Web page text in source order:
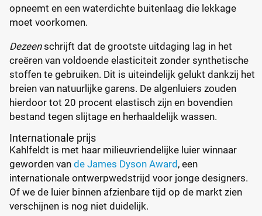
opneemt en een waterdichte buitenlaag die lekkage
moet voorkomen.
Dezeenschrijft dat de grootste uitdaging lag in het
creëren van voldoende elasticiteit zonder synthetische
stoffen te gebruiken. Dit is uiteindelijk gelukt dankzij het
breien van natuurlijke garens. De algenluiers zouden
hierdoor tot 20 procent elastisch zijn en bovendien
bestand tegen slijtage en herhaaldelijk wassen.
Internationale prijs
Kahlfeldt is met haar milieuvriendelijke luier winnaar
geworden van de James Dyson Award, een
internationale ontwerpwedstrijd voor jonge designers.
Of we de luier binnen afzienbare tijd op de markt zien
verschijnen is nog niet duidelijk.